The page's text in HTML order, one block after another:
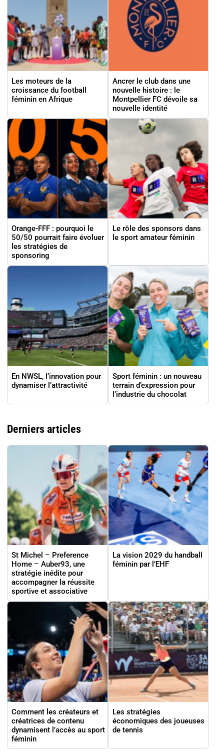
Les moteurs de la
croissance du football
féminin en Afrique
Ancrer le club dans une
nouvelle histoire : le
Montpellier FC dévoile sa
nouvelle identité
Orange-FFF : pourquoi le
50/50 pourrait faire évoluer
les stratégies de
sponsoring
Le rôle des sponsors dans
le sport amateur féminin
En NWSL, l’innovation pour
dynamiser l’attractivité
Sport féminin : un nouveau
terrain d’expression pour
l’industrie du chocolat
Derniers articles
St Michel – Preference
Home – Auber93, une
stratégie inédite pour
accompagner la réussite
sportive et associative
La vision 2029 du handball
féminin par l’EHF
Comment les créateurs et
créatrices de contenu
dynamisent l’accès au sport
féminin
Les stratégies
économiques des joueuses
de tennis